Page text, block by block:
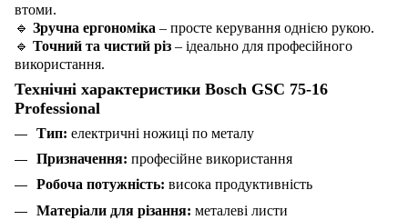
втоми.
🔹 Зручна ергономіка – просте керування однією рукою.
🔹 Точний та чистий різ – ідеально для професійного
використання.
Технічні характеристики Bosch GSC 75-16
Professional
Тип: електричні ножиці по металу
Призначення: професійне використання
Робоча потужність: висока продуктивність
Матеріали для різання: металеві листи